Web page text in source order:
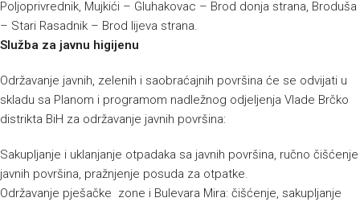
Poljoprivrednik, Mujkići – Gluhakovac – Brod donja strana, Broduša
– Stari Rasadnik – Brod lijeva strana.
Služba za javnu higijenu
Održavanje javnih, zelenih i saobraćajnih površina će se odvijati u
skladu sa Planom i programom nadležnog odjeljenja Vlade Brčko
distrikta BiH za održavanje javnih površina:
Sakupljanje i uklanjanje otpadaka sa javnih površina, ručno čišćenje
javnih površina, pražnjenje posuda za otpatke.
Održavanje pješačke zone i Bulevara Mira: čišćenje, sakupljanje